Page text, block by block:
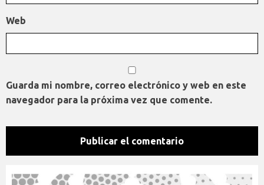
Web
Guarda mi nombre, correo electrónico y web en este
navegador para la próxima vez que comente.